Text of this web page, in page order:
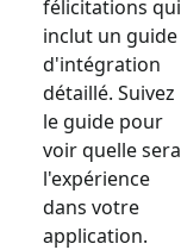
félicitations qui
inclut un guide
d'intégration
détaillé. Suivez
le guide pour
voir quelle sera
l'expérience
dans votre
application.